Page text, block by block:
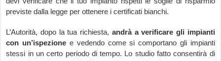
previste dalla legge per ottenere i certificati bianchi.
L’Autorità, dopo la tua richiesta, andrà a verificare gli impianti
con un’ispezione e vedendo come si comportano gli impianti
stessi in un certo periodo di tempo. Lo studio fatto consentirà di